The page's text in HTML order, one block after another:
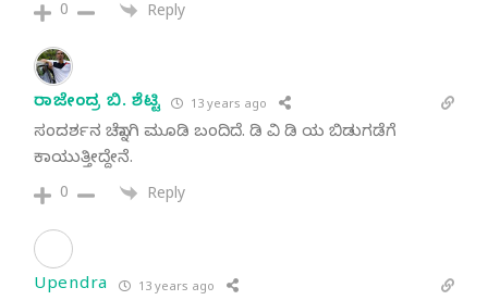
0 Reply
ರಾಜೇಂದ್ರ ಬಿ. ಶೆಟ್ಟಿ 13 years ago
ಸಂದರ್ಶನ ಚೆನ್ನಾಗಿ ಮೂಡಿ ಬಂದಿದೆ. ಡಿ ವಿ ಡಿ ಯ ಬಿಡುಗಡೆಗೆ
ಕಾಯುತ್ತೀದ್ದೇನೆ.
0 Reply
Upendra 13 years ago